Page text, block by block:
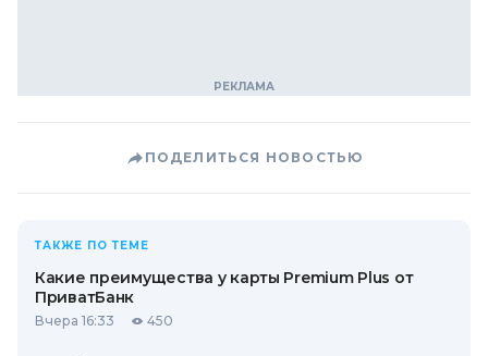
ПОДЕЛИТЬСЯ НОВОСТЬЮ
ТАКЖЕ ПО ТЕМЕ
Какие преимущества у карты Premium Plus от
ПриватБанк
Вчера 16:33 450